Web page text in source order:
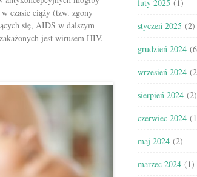
czasie ciąży (tzw. zgony
się, AIDS w dalszym
jest wirusem HIV.
luty 2025 (1)
styczeń 2025 (2)
grudzień 2024
wrzesień 2024
sierpień 2024 (2)
czerwiec 2024
maj 2024 (2)
marzec 2024 (1)